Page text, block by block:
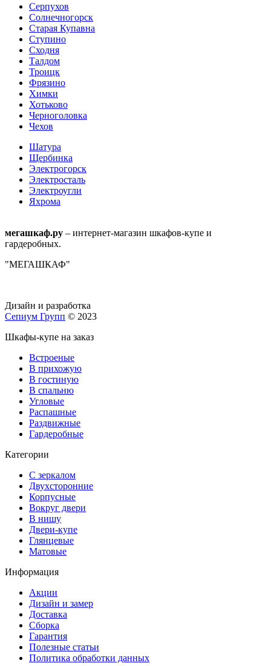
Серпухов
Солнечногорск
Старая Купавна
Ступино
Сходня
Талдом
Троицк
Фрязино
Химки
Хотьково
Черноголовка
Чехов
Шатура
Щербинка
Электрогорск
Электросталь
Электроугли
Яхрома
мегашкаф.ру – интернет-магазин шкафов-купе и
гардеробных.
"МЕГАШКАФ"
Дизайн и разработка
Сепиум Групп © 2023
Шкафы-купе на заказ
Встроеные
В прихожую
В гостиную
В спальню
Угловые
Распашные
Раздвижные
Гардеробные
Категории
С зеркалом
Двухсторонние
Корпусные
Вокруг двери
В нишу
Двери-купе
Глянцевые
Матовые
Информация
Акции
Дизайн и замер
Доставка
Сборка
Гарантия
Полезные статьи
Политика обработки данных